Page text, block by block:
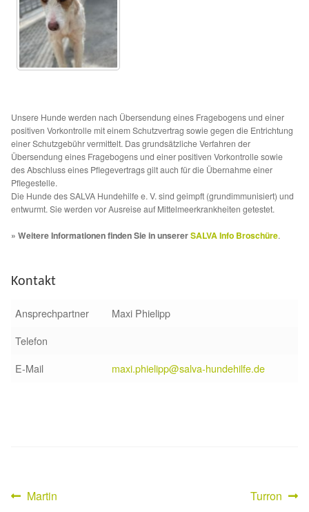
Glückliche Fellnasen
Happy End Stories
Aktuelles
SALVA News
Reiseberichte
Aktion „Hilfe La Linea“
Updates „Hilfe La Linea“
Unsere Hunde werden nach Übersendung eines Fragebogens und einer
positiven Vorkontrolle mit einem Schutzvertrag sowie gegen die Entrichtung
einer Schutzgebühr vermittelt. Das grundsätzliche Verfahren der
Übersendung eines Fragebogens und einer positiven Vorkontrolle sowie
des Abschluss eines Pflegevertrags gilt auch für die Übernahme einer
Pflegestelle.
Die Hunde des SALVA Hundehilfe e. V. sind geimpft (grundimmunisiert) und
entwurmt. Sie werden vor Ausreise auf Mittelmeerkrankheiten getestet.
» Weitere Informationen finden Sie in unsererSALVA Info Broschüre.
Kontakt
Ansprechpartner
Maxi Phielipp
Telefon
E-Mail
maxi.phielipp@salva-hundehilfe.de
Beitragsnavigation
Vorheriger
Martin
Nächster
Turron